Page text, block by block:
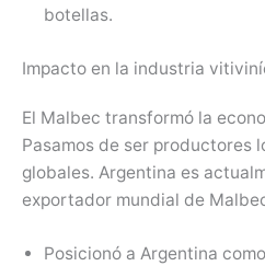
botellas.
Impacto en la industria
El Malbec transformó la
Pasamos de ser productores
globales. Argentina es
exportador mundial de
Posicionó a Argentina